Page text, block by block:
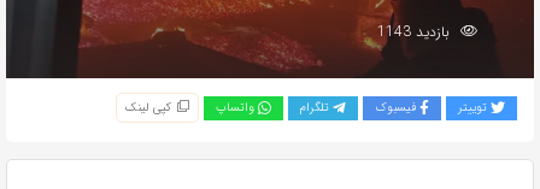
بازدید 1143
توییتر فیسبوک تلگرام واتساپ کپی لینک